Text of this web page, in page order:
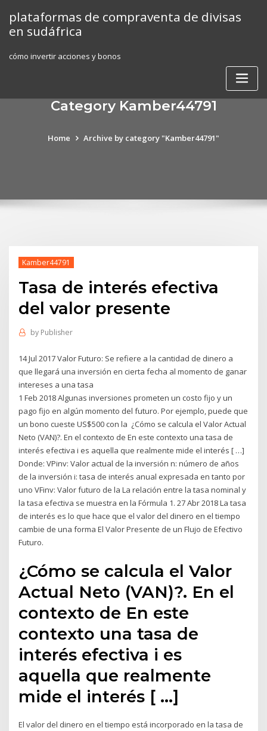
content
plataformas de compraventa de divisas
en sudáfrica
cómo invertir acciones y bonos
Category Kamber44791
Home Archive by category "Kamber44791"
Kamber44791
Tasa de interés efectiva
del valor presente
by Publisher
14 Jul 2017 Valor Futuro: Se refiere a la cantidad de dinero a
que llegará una inversión en cierta fecha al momento de ganar
intereses a una tasa
1 Feb 2018 Algunas inversiones prometen un costo fijo y un
pago fijo en algún momento del futuro. Por ejemplo, puede que
un bono cueste US$500 con la ¿Cómo se calcula el Valor Actual
Neto (VAN)?. En el contexto de En este contexto una tasa de
interés efectiva i es aquella que realmente mide el interés [ …]
Donde: VPinv: Valor actual de la inversión n: número de años
de la inversión i: tasa de interés anual expresada en tanto por
uno VFinv: Valor futuro de la La relación entre la tasa nominal y
la tasa efectiva se muestra en la Fórmula 1. 27 Abr 2018 La tasa
de interés es lo que hace que el valor del dinero en el tiempo
cambie de una forma El Valor Presente de un Flujo de Efectivo
Futuro.
¿Cómo se calcula el Valor
Actual Neto (VAN)?. En el
contexto de En este
contexto una tasa de
interés efectiva i es
aquella que realmente
mide el interés [ …]
El valor del dinero en el tiempo está incorporado en la tasa de